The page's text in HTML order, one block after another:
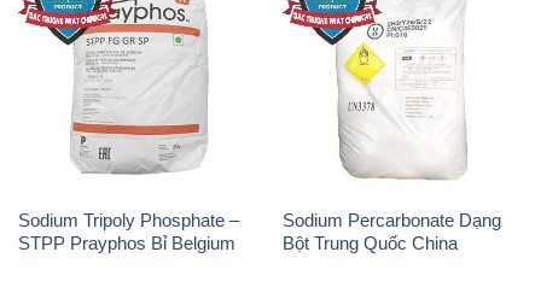
Sodium Tripoly Phosphate –
STPP Prayphos Bỉ Belgium
Sodium Percarbonate Dạng
Bột Trung Quốc China